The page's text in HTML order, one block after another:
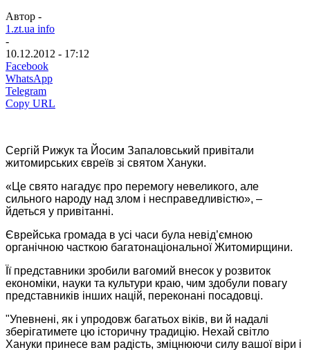
Автор -
1.zt.ua info
-
10.12.2012 - 17:12
Facebook
WhatsApp
Telegram
Copy URL
Сергій Рижук та Йосим Запаловський привітали
житомирських євреїв зі святом Хануки.
«Це свято нагадує про перемогу невеликого, але
сильного народу над злом і несправедливістю», –
йдеться у привітанні.
Єврейська громада в усі часи була невід’ємною
органічною часткою багатонаціональної Житомирщини.
Її представники зробили вагомий внесок у розвиток
економіки, науки та культури краю, чим здобули повагу
представників інших націй, переконані посадовці.
"Упевнені, як і упродовж багатьох віків, ви й надалі
зберігатимете цю історичну традицію. Нехай світло
Хануки принесе вам радість, зміцнюючи силу вашої віри і